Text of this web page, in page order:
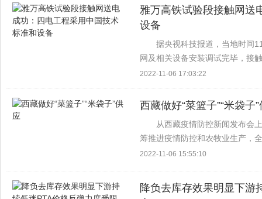
雅万高铁试验段接触网送
设备
据央视科技报道，当地时间
网及相关设备安装调试完毕，接
备了动车组上线的条件雅万高铁
2022-11-06 17:03:22
西藏做好“菜篮子”“米袋子
从西藏疫情防控新闻发布会
筹推进疫情防控和农牧业生产，
对当前疫情影响，切实保障蔬菜
2022-11-06 15:55:10
降负去库存效果明显下游